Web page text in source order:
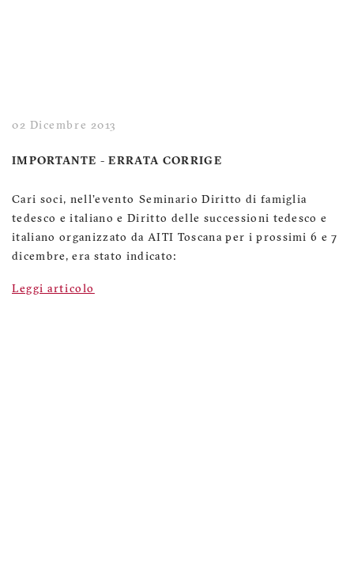
02 Dicembre 2013
IMPORTANTE - ERRATA CORRIGE
Cari soci, nell'evento Seminario Diritto di famiglia
tedesco e italiano e Diritto delle successioni tedesco e
italiano organizzato da AITI Toscana per i prossimi 6 e 7
dicembre, era stato indicato:
Leggi articolo